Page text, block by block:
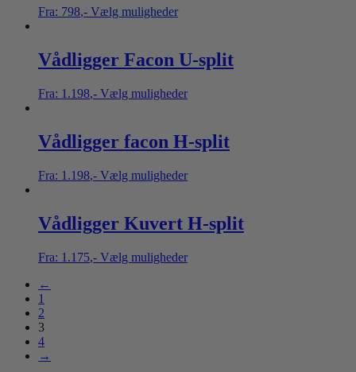
Fra: 798,- Vælg muligheder
Vådligger Facon U-split
Fra: 1.198,- Vælg muligheder
Vådligger facon H-split
Fra: 1.198,- Vælg muligheder
Vådligger Kuvert H-split
Fra: 1.175,- Vælg muligheder
←
1
2
3
4
→